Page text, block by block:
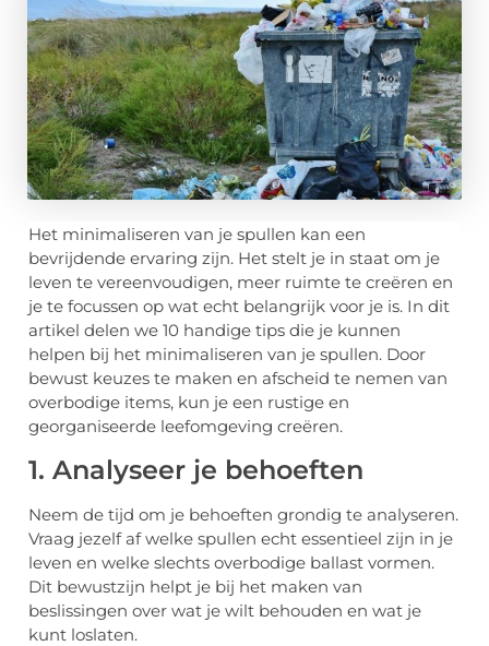
Het minimaliseren van je spullen kan een
bevrijdende ervaring zijn. Het stelt je in staat om je
leven te vereenvoudigen, meer ruimte te creëren en
je te focussen op wat echt belangrijk voor je is. In dit
artikel delen we 10 handige tips die je kunnen
helpen bij het minimaliseren van je spullen. Door
bewust keuzes te maken en afscheid te nemen van
overbodige items, kun je een rustige en
georganiseerde leefomgeving creëren.
1. Analyseer je behoeften
Neem de tijd om je behoeften grondig te analyseren.
Vraag jezelf af welke spullen echt essentieel zijn in je
leven en welke slechts overbodige ballast vormen.
Dit bewustzijn helpt je bij het maken van
beslissingen over wat je wilt behouden en wat je
kunt loslaten.